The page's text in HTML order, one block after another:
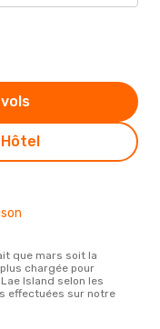
chargée pour
Island selon les
effectuées sur notre